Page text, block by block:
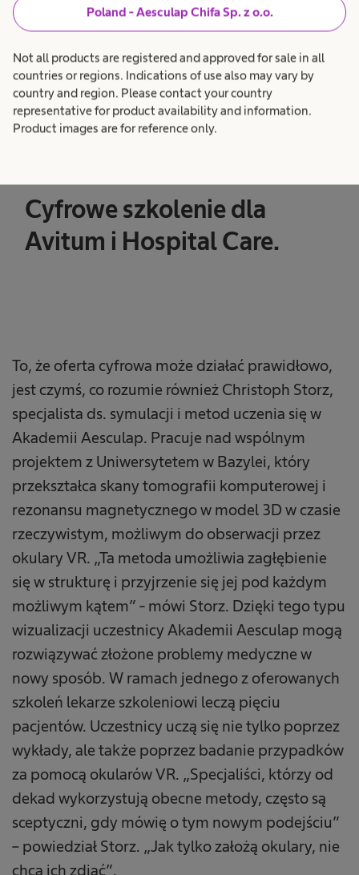
Poland - Aesculap Chifa Sp. z o.o.
Not all products are registered and approved for sale in all
countries or regions. Indications of use also may vary by
country and region. Please contact your country
representative for product availability and information.
Product images are for reference only.
Cyfrowe szkolenie dla
Avitum i Hospital Care.
To, że oferta cyfrowa może działać prawidłowo,
jest czymś, co rozumie również Christoph Storz,
specjalista ds. symulacji i metod uczenia się w
Akademii Aesculap. Pracuje nad wspólnym
projektem z Uniwersytetem w Bazylei, który
przekształca skany tomografii komputerowej i
rezonansu magnetycznego w model 3D w czasie
rzeczywistym, możliwym do obserwacji przez
okulary VR. „Ta metoda umożliwia zagłębienie
się w strukturę i przyjrzenie się jej pod każdym
możliwym kątem” - mówi Storz. Dzięki tego typu
wizualizacji uczestnicy Akademii Aesculap mogą
rozwiązywać złożone problemy medyczne w
nowy sposób. W ramach jednego z oferowanych
szkoleń lekarze szkoleniowi leczą pięciu
pacjentów. Uczestnicy uczą się nie tylko poprzez
wykłady, ale także poprzez badanie przypadków
za pomocą okularów VR. „Specjaliści, którzy od
dekad wykorzystują obecne metody, często są
sceptyczni, gdy mówię o tym nowym podejściu”
– powiedział Storz. „Jak tylko założą okulary, nie
chcą ich zdjąć”.